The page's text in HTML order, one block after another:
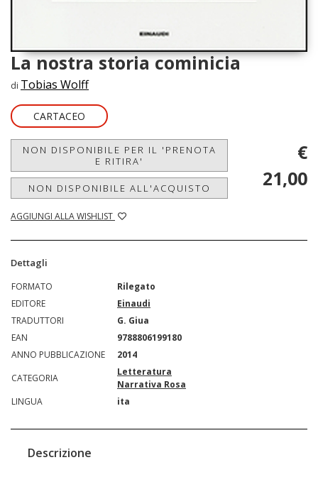
La nostra storia cominicia
di Tobias Wolff
CARTACEO
NON DISPONIBILE PER IL 'PRENOTA
E RITIRA'
NON DISPONIBILE ALL'ACQUISTO
AGGIUNGI ALLA WISHLIST
€
21,00
Dettagli
FORMATO
Rilegato
EDITORE
Einaudi
TRADUTTORI
G. Giua
EAN
9788806199180
ANNO PUBBLICAZIONE
2014
CATEGORIA
Letteratura
Narrativa Rosa
LINGUA
ita
Descrizione